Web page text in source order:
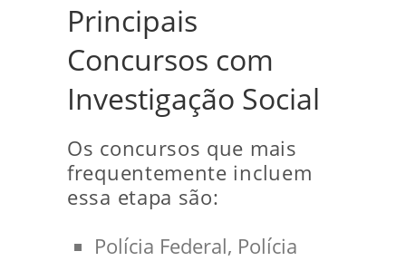
Principais
Concursos com
Investigação Social
Os concursos que mais
frequentemente incluem
essa etapa são:
Polícia Federal, Polícia